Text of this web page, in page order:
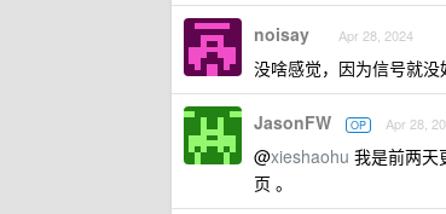
noisay Apr 28, 2024
没啥感觉，因为信号就
JasonFW OP Apr 28,
@xieshaohu 我是前两天
页 。